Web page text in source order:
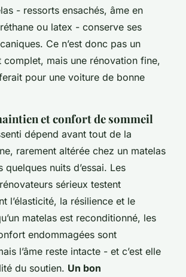
- ressorts ensachés, âme en
ou latex - conserve ses
Ce n’est donc pas un
complet, mais une rénovation fine,
pour une voiture de bonne
et confort de sommeil
dépend avant tout de la
rarement altérée chez un matelas
quelques nuits d’essai. Les
sérieux testent
l’élasticité, la résilience et le
matelas est reconditionné, les
endommagées sont
l’âme reste intacte - et c’est elle
du soutien. Un bon